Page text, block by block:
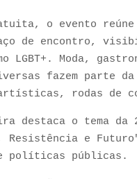
o evento
de encontro,
LGBT+. Moda,
fazem parte da
rodas de
destaca o tema da
Resistência e
políticas públicas.